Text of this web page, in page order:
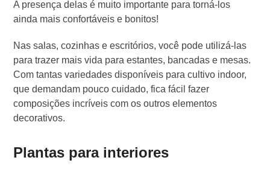
A presença delas é muito importante para torná-los
ainda mais confortáveis e bonitos!
Nas salas, cozinhas e escritórios, você pode utilizá-las
para trazer mais vida para estantes, bancadas e mesas.
Com tantas variedades disponíveis para cultivo indoor,
que demandam pouco cuidado, fica fácil fazer
composições incríveis com os outros elementos
decorativos.
Plantas para interiores